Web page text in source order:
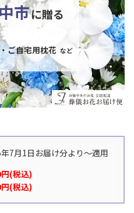
市に贈る
ご自宅用枕花 など
7月1日お届け分より〜適用
(税込)
(税込)